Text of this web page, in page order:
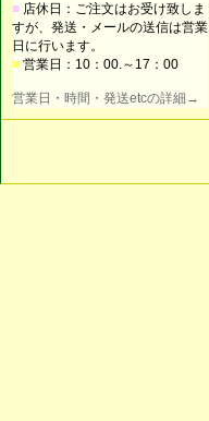
■ 店休日：ご注文はお受け致しま
すが、発送・メールの送信は営業
日に行います。
■ 営業日：10：00.～17：00
営業日・時間・発送etcの詳細→